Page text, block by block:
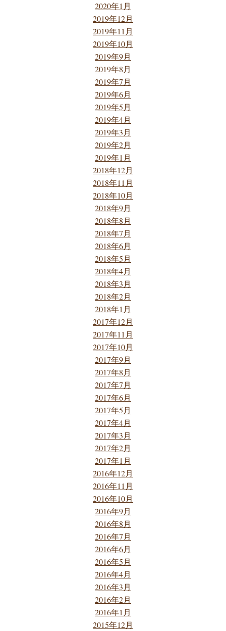
2020年1月
2019年12月
2019年11月
2019年10月
2019年9月
2019年8月
2019年7月
2019年6月
2019年5月
2019年4月
2019年3月
2019年2月
2019年1月
2018年12月
2018年11月
2018年10月
2018年9月
2018年8月
2018年7月
2018年6月
2018年5月
2018年4月
2018年3月
2018年2月
2018年1月
2017年12月
2017年11月
2017年10月
2017年9月
2017年8月
2017年7月
2017年6月
2017年5月
2017年4月
2017年3月
2017年2月
2017年1月
2016年12月
2016年11月
2016年10月
2016年9月
2016年8月
2016年7月
2016年6月
2016年5月
2016年4月
2016年3月
2016年2月
2016年1月
2015年12月